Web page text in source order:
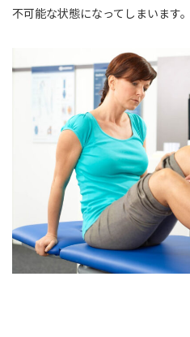
不可能な状態になってしまいます。